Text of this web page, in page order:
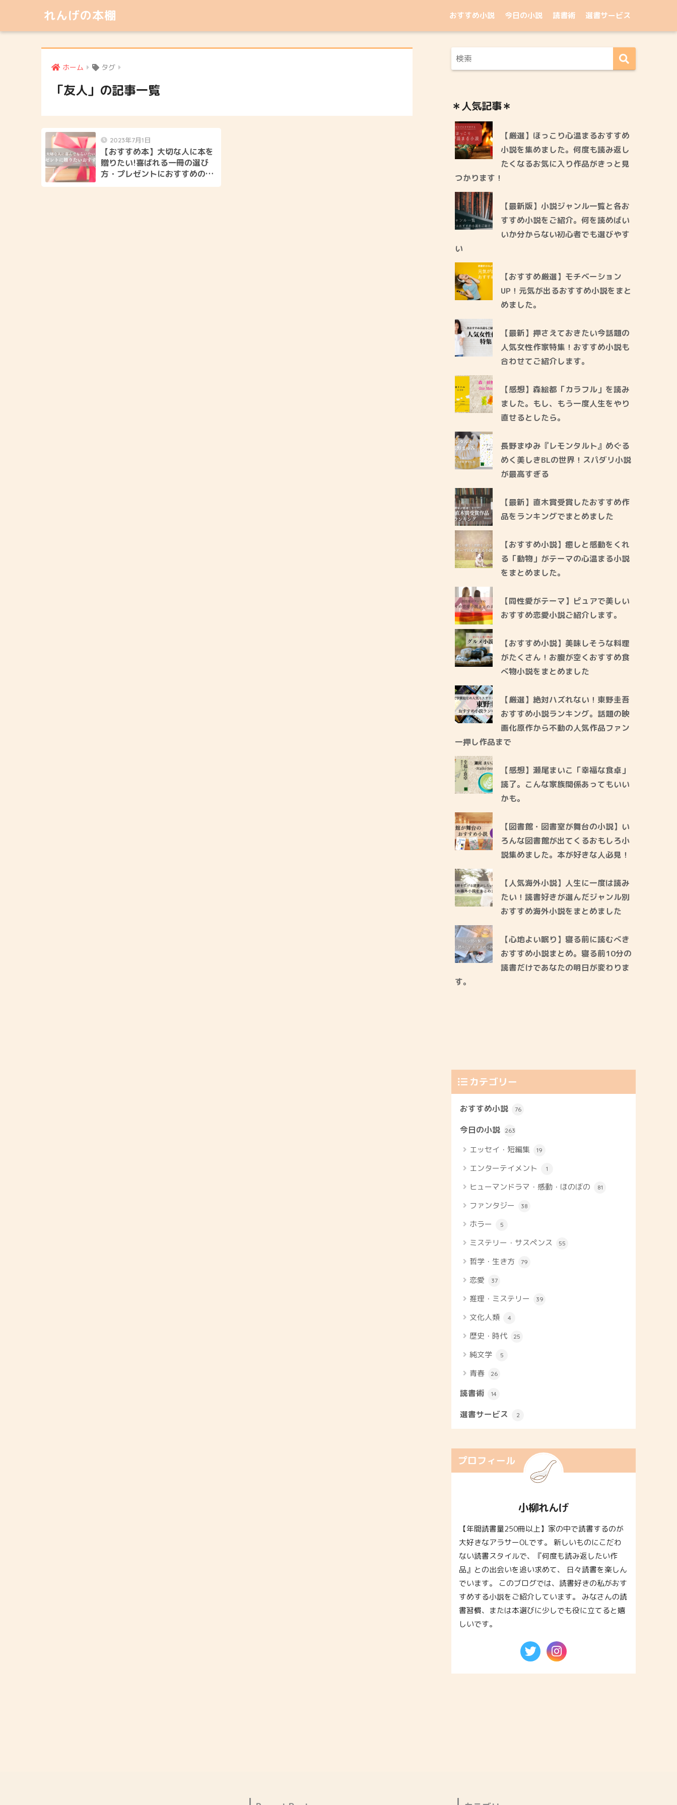
れんげの本棚 おすすめ小説 今日の小説 読書術 選書サービス
ホーム タグ
「友人」の記事一覧
2023年7月1日
【おすすめ本】大切な人に本を
贈りたい!喜ばれる一冊の選び
方・プレゼントにおすすめの本
をジャンル別でまとめました
＊人気記事＊
【厳選】ほっこり心温まるおすすめ
小説を集めました。何度も読み返し
たくなるお気に入り作品がきっと見
つかります！
【最新版】小説ジャンル一覧と各お
すすめ小説をご紹介。何を読めばい
いか分からない初心者でも選びやす
い
【おすすめ厳選】モチベーション
UP！元気が出るおすすめ小説をまと
めました。
【最新】押さえておきたい今話題の
人気女性作家特集！おすすめ小説も
合わせてご紹介します。
【感想】森絵都「カラフル」を読み
ました。もし、もう一度人生をやり
直せるとしたら。
長野まゆみ『レモンタルト』めぐる
めく美しきBLの世界！スパダリ小説
が最高すぎる
【最新】直木賞受賞したおすすめ作
品をランキングでまとめました
【おすすめ小説】癒しと感動をくれ
る「動物」がテーマの心温まる小説
をまとめました。
【同性愛がテーマ】ピュアで美しい
おすすめ恋愛小説ご紹介します。
【おすすめ小説】美味しそうな料理
がたくさん！お腹が空くおすすめ食
べ物小説をまとめました
【厳選】絶対ハズれない！東野圭吾
おすすめ小説ランキング。話題の映
画化原作から不動の人気作品ファン
一押し作品まで
【感想】瀬尾まいこ「幸福な食卓」
読了。こんな家族関係あってもいい
かも。
【図書館・図書室が舞台の小説】い
ろんな図書館が出てくるおもしろ小
説集めました。本が好きな人必見！
【人気海外小説】人生に一度は読み
たい！読書好きが選んだジャンル別
おすすめ海外小説をまとめました
【心地よい眠り】寝る前に読むべき
おすすめ小説まとめ。寝る前10分の
読書だけであなたの明日が変わりま
す。
カテゴリー
おすすめ小説 76
今日の小説 263
エッセイ・短編集 19
エンターテイメント 1
ヒューマンドラマ・感動・ほのぼの 81
ファンタジー 38
ホラー 5
ミステリー・サスペンス 55
哲学・生き方 79
恋愛 37
推理・ミステリー 39
文化人類 4
歴史・時代 25
純文学 5
青春 26
読書術 14
選書サービス 2
プロフィール
小柳れんげ
【年間読書量250冊以上】家の中で読書するのが
大好きなアラサーOLです。 新しいものにこだわ
ない読書スタイルで、『何度も読み返したい作
品』との出会いを追い求めて、 日々読書を楽しん
でいます。 このブログでは、読書好きの私がおす
すめする小説をご紹介しています。 みなさんの読
書習慣、または本選びに少しでも役に立てると嬉
しいです。